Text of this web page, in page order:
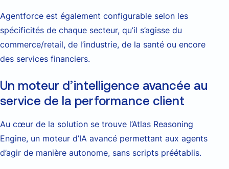
Agentforce est également configurable selon les
spécificités de chaque secteur, qu’il s’agisse du
commerce/retail, de l’industrie, de la santé ou encore
des services financiers.
Un moteur d’intelligence avancée au
service de la performance client
Au cœur de la solution se trouve l’Atlas Reasoning
Engine, un moteur d’IA avancé permettant aux agents
d’agir de manière autonome, sans scripts préétablis.